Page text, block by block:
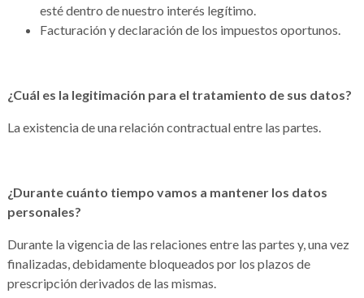
esté dentro de nuestro interés legítimo.
Facturación y declaración de los impuestos oportunos.
¿Cuál es la legitimación para el tratamiento de sus datos?
La existencia de una relación contractual entre las partes.
¿Durante cuánto tiempo vamos a mantener los datos
personales?
Durante la vigencia de las relaciones entre las partes y, una vez
finalizadas, debidamente bloqueados por los plazos de
prescripción derivados de las mismas.